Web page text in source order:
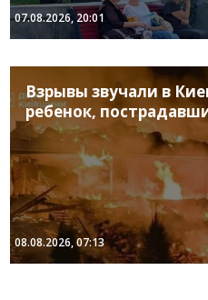
07.08.2026, 20:01
Взрывы звучали в
ребенок,
08.08.2026, 07:13